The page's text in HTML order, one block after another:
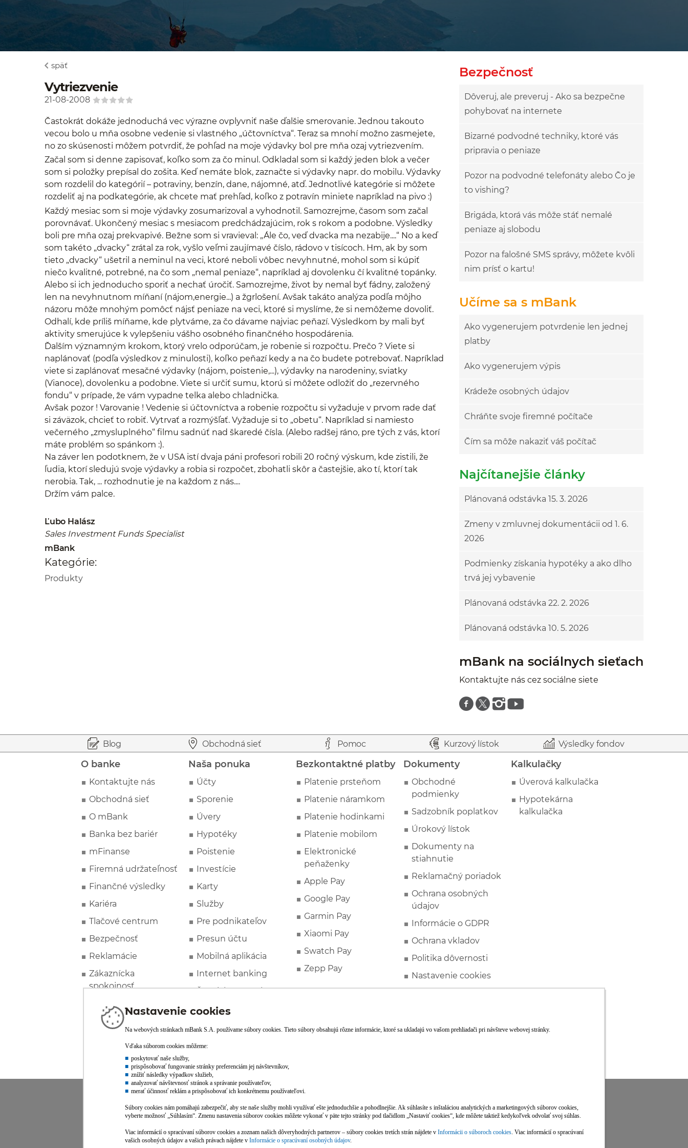
späť
Vytriezvenie
21-08-2008
Častokrát dokáže jednoduchá vec výrazne ovplyvniť naše ďalšie smerovanie. Jednou takouto
vecou bolo u mňa osobne vedenie si vlastného „účtovníctva“. Teraz sa mnohí možno zasmejete,
no zo skúsenosti môžem potvrdiť, že pohľad na moje výdavky bol pre mňa ozaj vytriezvením.
Začal som si denne zapisovať, koľko som za čo minul. Odkladal som si každý jeden blok a večer
som si položky prepísal do zošita. Keď nemáte blok, zaznačte si výdavky napr. do mobilu. Výdavky
som rozdelil do kategórií – potraviny, benzín, dane, nájomné, atď. Jednotlivé kategórie si môžete
rozdeliť aj na podkategórie, ak chcete mať prehľad, koľko z potravín miniete napríklad na pivo :)
Každý mesiac som si moje výdavky zosumarizoval a vyhodnotil. Samozrejme, časom som začal
porovnávať. Ukončený mesiac s mesiacom predchádzajúcim, rok s rokom a podobne. Výsledky
boli pre mňa ozaj prekvapivé. Bežne som si vravieval: „Ále čo, veď dvacka ma nezabije....“ No a keď
som takéto „dvacky“ zrátal za rok, vyšlo veľmi zaujímavé číslo, rádovo v tisícoch. Hm, ak by som
tieto „dvacky“ ušetril a neminul na veci, ktoré neboli vôbec nevyhnutné, mohol som si kúpiť
niečo kvalitné, potrebné, na čo som „nemal peniaze“, napríklad aj dovolenku čí kvalitné topánky.
Alebo si ich jednoducho sporiť a nechať úročiť. Samozrejme, život by nemal byť fádny, založený
len na nevyhnutnom míňaní (nájom,energie...) a žgrlošení. Avšak takáto analýza podľa môjho
názoru môže mnohým pomôcť nájsť peniaze na veci, ktoré si myslíme, že si nemôžeme dovoliť.
Odhalí, kde príliš míňame, kde plytváme, za čo dávame najviac peňazí. Výsledkom by mali byť
aktivity smerujúce k vylepšeniu vášho osobného finančného hospodárenia.
Ďalším významným krokom, ktorý vrelo odporúčam, je robenie si rozpočtu. Prečo ? Viete si
naplánovať (podľa výsledkov z minulosti), koľko peňazí kedy a na čo budete potrebovať. Napríklad
viete si zaplánovať mesačné výdavky (nájom, poistenie,...), výdavky na narodeniny, sviatky
(Vianoce), dovolenku a podobne. Viete si určiť sumu, ktorú si môžete odložiť do „rezervného
fondu“ v prípade, že vám vypadne telka alebo chladnička.
Avšak pozor ! Varovanie ! Vedenie si účtovníctva a robenie rozpočtu si vyžaduje v prvom rade dať
si záväzok, chcieť to robiť. Vytrvať a rozmýšľať. Vyžaduje si to „obetu“. Napríklad si namiesto
večerného „zmysluplného“ filmu sadnúť nad škaredé čísla. (Alebo radšej ráno, pre tých z vás, ktorí
máte problém so spánkom :).
Na záver len podotknem, že v USA istí dvaja páni profesori robili 20 ročný výskum, kde zistili, že
ľudia, ktorí sledujú svoje výdavky a robia si rozpočet, zbohatli skôr a častejšie, ako tí, ktorí tak
nerobia. Tak, ... rozhodnutie je na každom z nás....
Držím vám palce.
Ľubo Halász
Sales Investment Funds Specialist
mBank
Kategórie:
Produkty
Bezpečnosť
Dôveruj, ale preveruj - Ako sa bezpečne
pohybovať na internete
Bizarné podvodné techniky, ktoré vás
pripravia o peniaze
Pozor na podvodné telefonáty alebo Čo je
to vishing?
Brigáda, ktorá vás môže stáť nemalé
peniaze aj slobodu
Pozor na falošné SMS správy, môžete kvôli
nim prísť o kartu!
Učíme sa s mBank
Ako vygenerujem potvrdenie len jednej
platby
Ako vygenerujem výpis
Krádeže osobných údajov
Chráňte svoje firemné počítače
Čím sa môže nakaziť váš počítač
Najčítanejšie články
Plánovaná odstávka 15. 3. 2026
Zmeny v zmluvnej dokumentácii od 1. 6.
2026
Podmienky získania hypotéky a ako dlho
trvá jej vybavenie
Plánovaná odstávka 22. 2. 2026
Plánovaná odstávka 10. 5. 2026
mBank na sociálnych sieťach
Kontaktujte nás cez sociálne siete
Znajdź nas na facebooku
Znajdź nas na twitterze
Znajdź nas na instagramie
Znajdź nas na youtube
Blog Obchodná sieť Pomoc Kurzový lístok Výsledky fondov
O banke
Kontaktujte nás
Obchodná sieť
O mBank
Banka bez bariér
mFinanse
Firemná udržateľnosť
Finančné výsledky
Kariéra
Tlačové centrum
Bezpečnosť
Reklamácie
Zákaznícka
spokojnosť
Naša ponuka
Účty
Sporenie
Úvery
Hypotéky
Poistenie
Investície
Karty
Služby
Pre podnikateľov
Presun účtu
Mobilná aplikácia
Internet banking
Špeciálne ponuky
Bezkontaktné platby
Platenie prsteňom
Platenie náramkom
Platenie hodinkami
Platenie mobilom
Elektronické
peňaženky
Apple Pay
Google Pay
Garmin Pay
Xiaomi Pay
Swatch Pay
Zepp Pay
Dokumenty
Obchodné
podmienky
Sadzobník poplatkov
Úrokový lístok
Dokumenty na
stiahnutie
Reklamačný poriadok
Ochrana osobných
údajov
Informácie o GDPR
Ochrana vkladov
Politika dôvernosti
Nastavenie cookies
Kalkulačky
Úverová kalkulačka
Hypotekárna
kalkulačka
Viac informácií